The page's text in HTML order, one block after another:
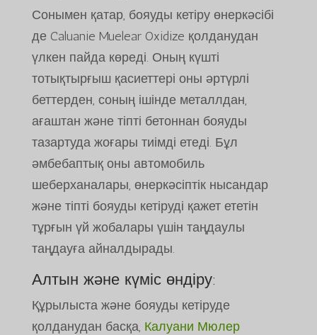
Сонымен қатар, бояуды кетіру өнеркәсібі
де Caluanie Muelear Oxidize қолданудан
үлкен пайда көреді. Оның күшті
тотықтырғыш қасиеттері оны әртүрлі
беттерден, соның ішінде металлдан,
ағаштан және тіпті бетоннан бояуды
тазартуда жоғары тиімді етеді. Бұл
әмбебаптық оны автомобиль
шеберханалары, өнеркәсіптік нысандар
және тіпті бояуды кетіруді қажет ететін
тұрғын үй жобалары үшін таңдаулы
таңдауға айналдырады.
Алтын және күміс өндіру:
Құрылыста және бояуды кетіруде
қолданудан басқа, Калуани Мюлер